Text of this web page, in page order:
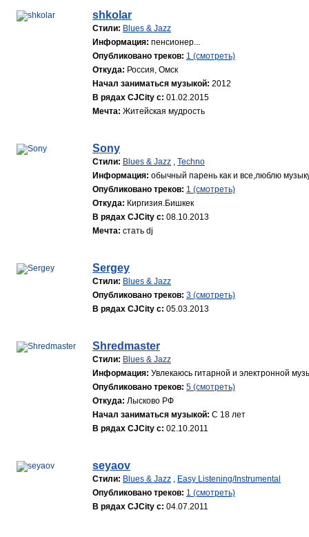
shkolar
Стили: Blues & Jazz
Информация: пенсионер...
Опубликовано треков: 1 (смотреть)
Откуда: Россия, Омск
Начал заниматься музыкой: 2012
В рядах CJCity с: 01.02.2015
Мечта: Житейская мудрость
Sony
Стили: Blues & Jazz , Techno
Информация: обычный парень как и все,люблю
Опубликовано треков: 1 (смотреть)
Откуда: Киргизия.Бишкек
В рядах CJCity с: 08.10.2013
Мечта: стать dj
Sergey
Стили: Blues & Jazz
Опубликовано треков: 3 (смотреть)
В рядах CJCity с: 05.03.2013
Shredmaster
Стили: Blues & Jazz
Информация: Увлекаюсь гитарной и электронной
Опубликовано треков: 5 (смотреть)
Откуда: Лысково РФ
Начал заниматься музыкой: С 18 лет
В рядах CJCity с: 02.10.2011
seyaov
Стили: Blues & Jazz , Easy Listening/Instrumental
Опубликовано треков: 1 (смотреть)
В рядах CJCity с: 04.07.2011